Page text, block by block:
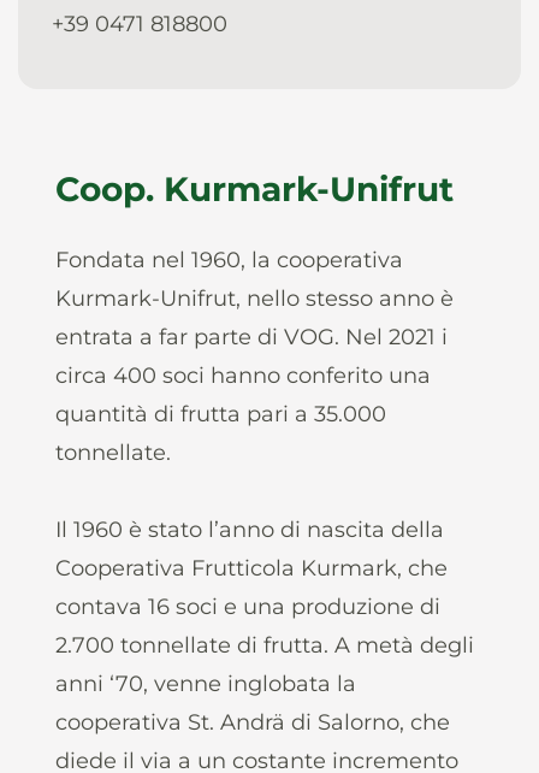
+39 0471 818800
Coop. Kurmark-Unifrut
Fondata nel 1960, la cooperativa
Kurmark-Unifrut, nello stesso anno è
entrata a far parte di VOG. Nel 2021 i
circa 400 soci hanno conferito una
quantità di frutta pari a 35.000
tonnellate.
Il 1960 è stato l’anno di nascita della
Cooperativa Frutticola Kurmark, che
contava 16 soci e una produzione di
2.700 tonnellate di frutta. A metà degli
anni ‘70, venne inglobata la
cooperativa St. Andrä di Salorno, che
diede il via a un costante incremento